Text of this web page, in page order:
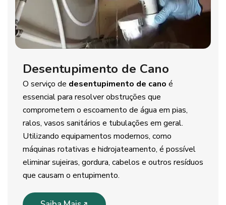
Desentupimento de Cano
O serviço de desentupimento de cano é
essencial para resolver obstruções que
comprometem o escoamento de água em pias,
ralos, vasos sanitários e tubulações em geral.
Utilizando equipamentos modernos, como
máquinas rotativas e hidrojateamento, é possível
eliminar sujeiras, gordura, cabelos e outros resíduos
que causam o entupimento.